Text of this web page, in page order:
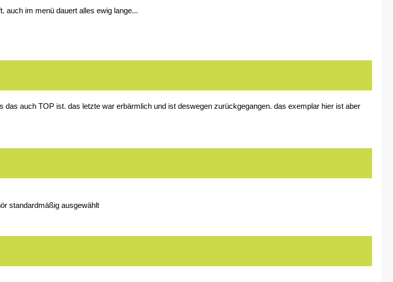
auch im menü dauert alles ewig lange...
auch TOP ist. das letzte war erbärmlich und ist deswegen zurückgegangen. das exemplar hier ist aber
standardmäßig ausgewählt